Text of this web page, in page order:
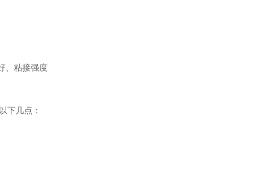
、粘接强度
下几点：